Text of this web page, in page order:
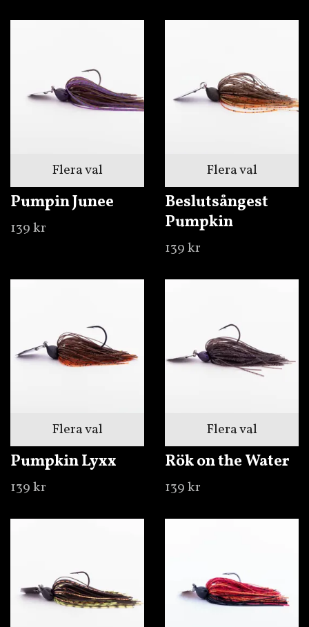
Flera val
Pumpin Junee
139 kr
Flera val
Beslutsångest
Pumpkin
139 kr
Flera val
Pumpkin Lyxx
139 kr
Flera val
Rök on the Water
139 kr